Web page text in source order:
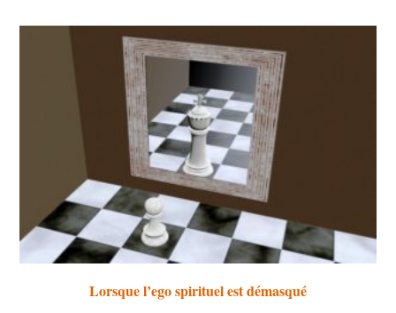
Lorsque l’ego spirituel est démasqué